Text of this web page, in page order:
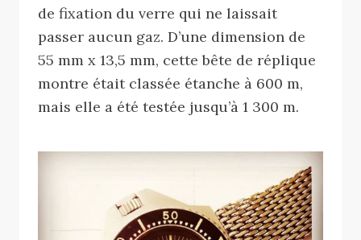
de fixation du verre qui ne laissait
passer aucun gaz. D’une dimension de
55 mm x 13,5 mm, cette bête de réplique
montre était classée étanche à 600 m,
mais elle a été testée jusqu’à 1 300 m.